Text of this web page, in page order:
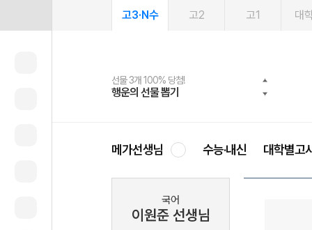
고3·N수 고2 고1 대
선물 3개 100% 당첨!
행운의 선물 뽑기
선물 100% 증정!
메가스터디 X 올리브
2027 러셀 단과
강사 공개선발
스마트러닝앱
설문 EVENT
메가패스
3일 무료 체험권
메가패스 수강생 무료혜택!
메가클럽 멤버십
사회공헌 캠페인
희망이룸 메가나눔
메가선생님 수능·내신 대학별고
국어
이원준 선생님